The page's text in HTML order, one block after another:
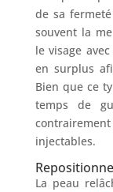
de sa
souvent la
le visage
en surplus
Bien que ce
temps de
injectables.
La peau